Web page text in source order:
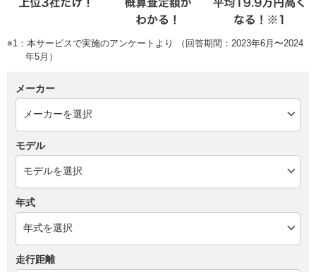
※1：本サービスで実施のアンケートより （回答期間：2023年6月〜2024
年5月）
メーカー
モデル
年式
走行距離